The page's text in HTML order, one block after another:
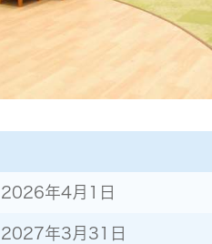
2026年4月1日
2027年3月31日